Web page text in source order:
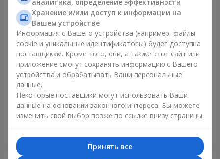
Только что доставили
Одесса
аналитика, определение эффективности
Хранение и/или доступ к информации на
Вашем устройстве
Информация с Вашего устройства (например, файлы
cookie и уникальные идентификаторы) будет доступна
поставщикам. Кроме того, они, а также этот сайт или
приложение смогут сохранять информацию с Вашего
устройства и обрабатывать Ваши персональные
данные.
Некоторые поставщики могут использовать Ваши
данные на основании законного интереса. Вы можете
изменить свой выбор позже по ссылке внизу страницы.
Принять все